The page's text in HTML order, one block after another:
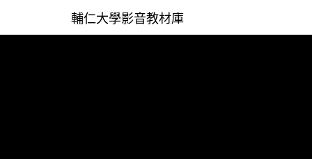
輔仁大學影音教材庫